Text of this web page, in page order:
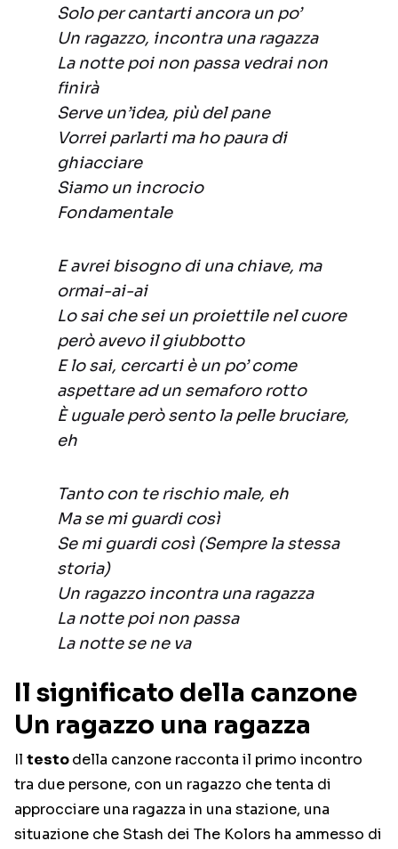
Solo per cantarti ancora un po’
Un ragazzo, incontra una ragazza
La notte poi non passa vedrai non
finirà
Serve un’idea, più del pane
Vorrei parlarti ma ho paura di
ghiacciare
Siamo un incrocio
Fondamentale
E avrei bisogno di una chiave, ma
ormai-ai-ai
Lo sai che sei un proiettile nel cuore
però avevo il giubbotto
E lo sai, cercarti è un po’ come
aspettare ad un semaforo rotto
È uguale però sento la pelle bruciare,
eh
Tanto con te rischio male, eh
Ma se mi guardi così
Se mi guardi così (Sempre la stessa
storia)
Un ragazzo incontra una ragazza
La notte poi non passa
La notte se ne va
Il significato della canzone
Un ragazzo una ragazza
Il testodella canzone racconta il primo incontro
tra due persone, con un ragazzo che tenta di
approcciare una ragazza in una stazione, una
situazione che Stash dei The Kolors ha ammesso di